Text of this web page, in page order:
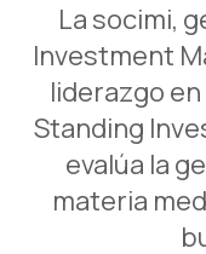
La socimi,
Investment
liderazgo
Standing
evalúa la
materia